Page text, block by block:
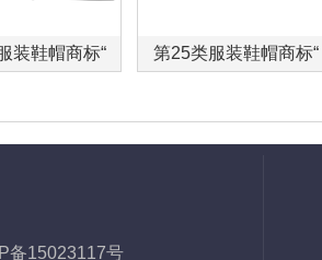
装鞋帽商标“ 第25类服装鞋帽商标“
备15023117号